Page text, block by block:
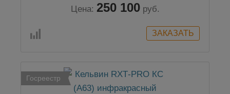
Цена: 250 100 руб.
Госреестр